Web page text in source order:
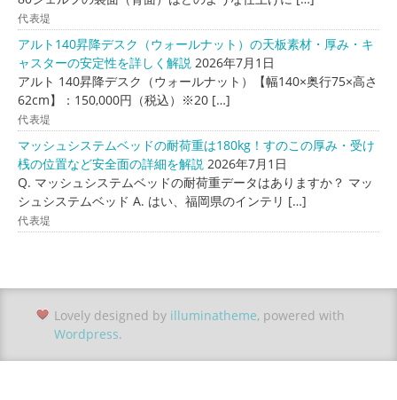
代表堤
アルト140昇降デスク（ウォールナット）の天板素材・厚み・キ
ャスターの安定性を詳しく解説 2026年7月1日
アルト 140昇降デスク（ウォールナット）【幅140×奥行75×高さ
62cm】：150,000円（税込）※20 […]
代表堤
マッシュシステムベッドの耐荷重は180kg！すのこの厚み・受け
桟の位置など安全面の詳細を解説 2026年7月1日
Q. マッシュシステムベッドの耐荷重データはありますか？ マッ
シュシステムベッド A. はい、福岡県のインテリ […]
代表堤
Lovely designed by illuminatheme, powered with
Wordpress.